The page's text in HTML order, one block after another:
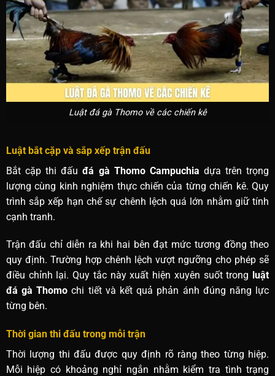
Luật đá gà Thomo về các chiến kê
Luật bắt cặp và sắp xếp trận đấu
Bắt cặp thi đấuđá gà Thomo Campuchia dựa trên trọng
lượng cùng kinh nghiệm thực chiến của từng chiến kê. Quy
trình sắp xếp hạn chế sự chênh lệch quá lớn nhằm giữ tính
cạnh tranh.
Trận đấu chỉ diễn ra khi hai bên đạt mức tương đồng theo
quy định. Trường hợp chênh lệch vượt ngưỡng cho phép sẽ
điều chỉnh lại. Quy tắc này xuất hiện xuyên suốt trong luật
đá gà Thomo chi tiết và kết quả phản ánh đúng năng lực
từng bên.
Thời gian thi đấu trong mỗi trận
Thời lượng thi đấu được quy định rõ ràng theo từng hiệp.
Mỗi hiệp có khoảng nghỉ ngắn nhằm kiểm tra tình trạng